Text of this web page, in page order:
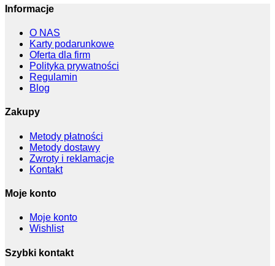
Informacje
O NAS
Karty podarunkowe
Oferta dla firm
Polityka prywatności
Regulamin
Blog
Zakupy
Metody płatności
Metody dostawy
Zwroty i reklamacje
Kontakt
Moje konto
Moje konto
Wishlist
Szybki kontakt